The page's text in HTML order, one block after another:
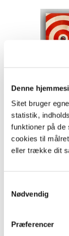
Denne
Sitet bruger
statistik,
funktioner på de
cookies til
eller trække dit
Nødvendig
Præferencer
C: Træer
hvert fald på,
internettet.